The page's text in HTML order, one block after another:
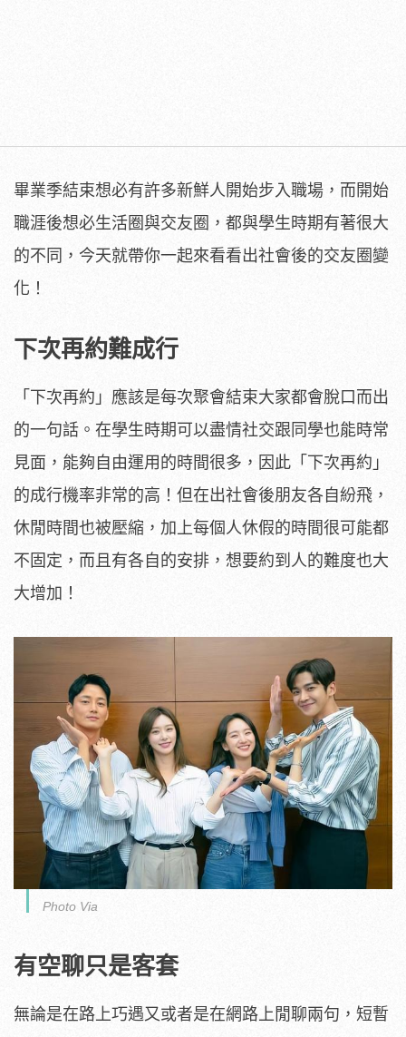
畢業季結束想必有許多新鮮人開始步入職場，而開始
職涯後想必生活圈與交友圈，都與學生時期有著很大
的不同，今天就帶你一起來看看出社會後的交友圈變
化！
下次再約難成行
「下次再約」應該是每次聚會結束大家都會脫口而出
的一句話。在學生時期可以盡情社交跟同學也能時常
見面，能夠自由運用的時間很多，因此「下次再約」
的成行機率非常的高！但在出社會後朋友各自紛飛，
休閒時間也被壓縮，加上每個人休假的時間很可能都
不固定，而且有各自的安排，想要約到人的難度也大
大增加！
Photo Via
有空聊只是客套
無論是在路上巧遇又或者是在網路上閒聊兩句，短暫